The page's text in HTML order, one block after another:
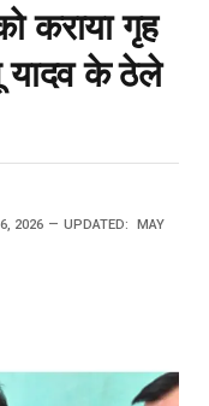
कराया गृह
यादव के ठेले
2026 UPDATED: MAY